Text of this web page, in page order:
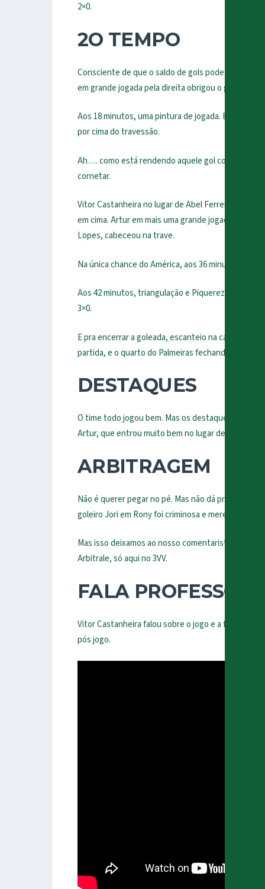
2×0.
2O TEMPO
Consciente de que o saldo de gols pode decidir o
em grande jogada pela direita obrigou o goleiro do
Aos 18 minutos, uma pintura de jogada. Endrick
por cima do travessão.
Ah…. como está rendendo aquele gol contra o
cornetar.
Vitor Castanheira no lugar de Abel Ferreira no
em cima. Artur em mais uma grande jogada pela
Lopes, cabeceou na trave.
Na única chance do América, aos 36 minutos, uma
Aos 42 minutos, triangulação e Piquerez serviu
3×0.
E pra encerrar a goleada, escanteio na cabeça de
partida, e o quarto do Palmeiras fechando a
DESTAQUES
O time todo jogou bem. Mas os destaques foram
Artur, que entrou muito bem no lugar de Rony.
ARBITRAGEM
Não é querer pegar no pé. Mas não dá pra esse
goleiro Jori em Rony foi criminosa e merecia
Mas isso deixamos aonosso comentarista e ex
Arbitrale, só aqui no 3VV.
FALA PROFESSOR
Vitor Castanheira falou sobre o jogoe a formação
pós jogo.